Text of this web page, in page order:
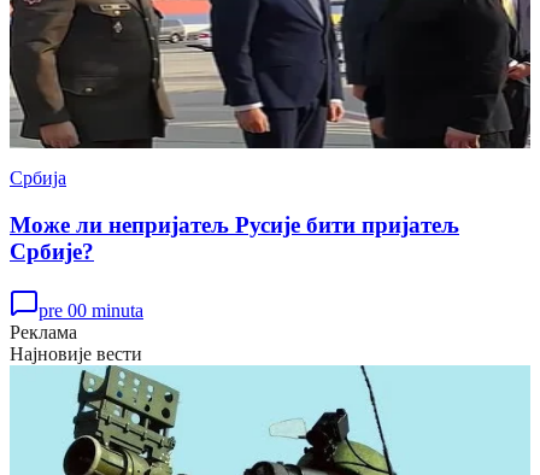
Србија
Може ли непријатељ Русије бити пријатељ
Србије?
pre 00 minuta
Реклама
Најновије вести